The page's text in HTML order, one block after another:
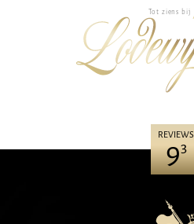
Tot ziens bij
REVIEWS
93